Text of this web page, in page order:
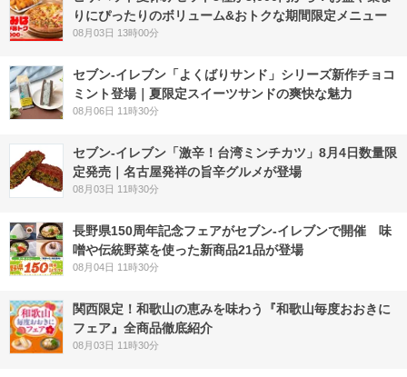
りにぴったりのボリューム&おトクな期間限定メニュー
08月03日 13時00分
セブン‐イレブン「よくばりサンド」シリーズ新作チョコ
ミント登場｜夏限定スイーツサンドの爽快な魅力
08月06日 11時30分
セブン-イレブン「激辛！台湾ミンチカツ」8月4日数量限
定発売｜名古屋発祥の旨辛グルメが登場
08月03日 11時30分
長野県150周年記念フェアがセブン-イレブンで開催 味
噌や伝統野菜を使った新商品21品が登場
08月04日 11時30分
関西限定！和歌山の恵みを味わう『和歌山毎度おおきに
フェア』全商品徹底紹介
08月03日 11時30分